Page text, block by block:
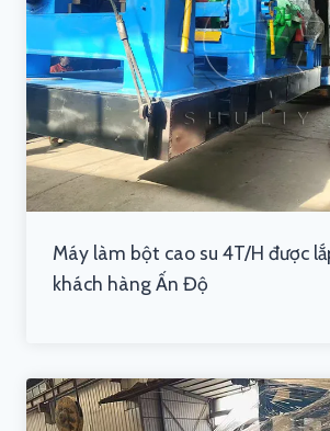
Máy làm bột cao su 4T/H được
khách hàng Ấn Độ